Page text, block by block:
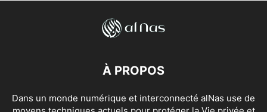
À PROPOS
Dans un monde numérique et interconnecté alNas use de